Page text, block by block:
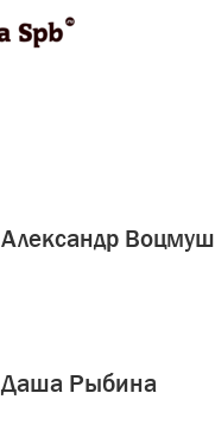
Александр Воцмуш
Даша Рыбина